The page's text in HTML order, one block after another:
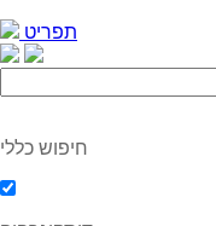
תפריט
חיפוש כללי